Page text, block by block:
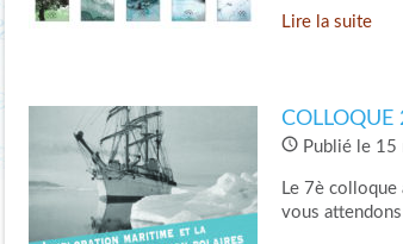
Lire la suite
COLLOQUE
Publié le 15
Le 7è colloque
vous